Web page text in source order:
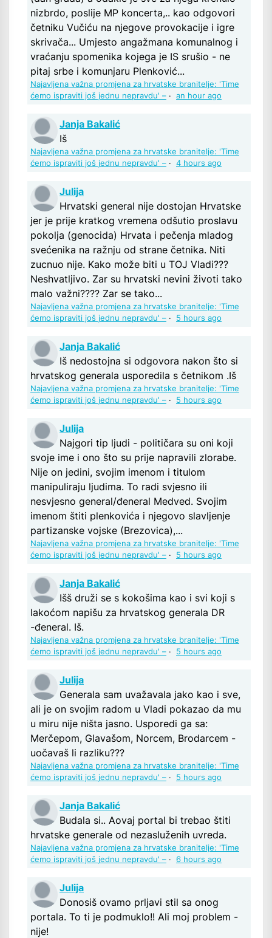
nizbrdo, poslije MP koncerta,.. kao odgovori
četniku Vučiću na njegove provokacije i igre
skrivača... Umjesto angažmana komunalnog i
vraćanju spomenika kojega je IS srušio - ne
pitaj srbe i komunjaru Plenković...
Najavljena važna promjena za hrvatske branitelje: 'Time
ćemo ispraviti još jednu nepravdu' – · an hour ago
Janja Bakalić
Iš
Najavljena važna promjena za hrvatske branitelje: 'Time
ćemo ispraviti još jednu nepravdu' – · 4 hours ago
Julija
Hrvatski general nije dostojan Hrvatske
jer je prije kratkog vremena odšutio proslavu
pokolja (genocida) Hrvata i pečenja mladog
svećenika na ražnju od strane četnika. Niti
zucnuo nije. Kako može biti u TOJ Vladi???
Neshvatljivo. Zar su hrvatski nevini životi tako
malo važni???? Zar se tako...
Najavljena važna promjena za hrvatske branitelje: 'Time
ćemo ispraviti još jednu nepravdu' – · 5 hours ago
Janja Bakalić
Iš nedostojna si odgovora nakon što si
hrvatskog generala usporedila s četnikom .Iš
Najavljena važna promjena za hrvatske branitelje: 'Time
ćemo ispraviti još jednu nepravdu' – · 5 hours ago
Julija
Najgori tip ljudi - političara su oni koji
svoje ime i ono što su prije napravili zlorabe.
Nije on jedini, svojim imenom i titulom
manipuliraju ljudima. To radi svjesno ili
nesvjesno general/đeneral Medved. Svojim
imenom štiti plenkovića i njegovo slavljenje
partizanske vojske (Brezovica),...
Najavljena važna promjena za hrvatske branitelje: 'Time
ćemo ispraviti još jednu nepravdu' – · 5 hours ago
Janja Bakalić
Išš druži se s kokošima kao i svi koji s
lakoćom napišu za hrvatskog generala DR
-đeneral. Iš.
Najavljena važna promjena za hrvatske branitelje: 'Time
ćemo ispraviti još jednu nepravdu' – · 5 hours ago
Julija
Generala sam uvažavala jako kao i sve,
ali je on svojim radom u Vladi pokazao da mu
u miru nije ništa jasno. Usporedi ga sa:
Merčepom, Glavašom, Norcem, Brodarcem -
uočavaš li razliku???
Najavljena važna promjena za hrvatske branitelje: 'Time
ćemo ispraviti još jednu nepravdu' – · 5 hours ago
Janja Bakalić
Budala si.. Aovaj portal bi trebao štiti
hrvatske generale od nezasluženih uvreda.
Najavljena važna promjena za hrvatske branitelje: 'Time
ćemo ispraviti još jednu nepravdu' – · 6 hours ago
Julija
Donosiš ovamo prljavi stil sa onog
portala. To ti je podmuklo!! Ali moj problem -
nije!